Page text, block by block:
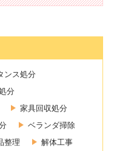
ンス処分
分
家具回収処分
ベランダ掃除
整理
解体工事